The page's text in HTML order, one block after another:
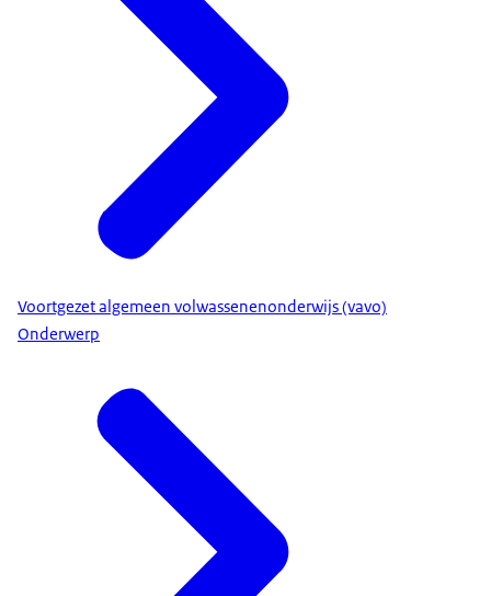
Voortgezet algemeen volwassenenonderwijs (vavo)
Onderwerp